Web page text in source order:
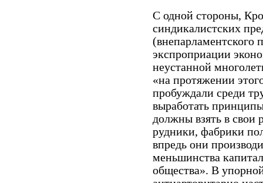
С одной стороны,
синдикалистских
(внепарламентского
экспроприации
неустанной
«на протяжении
пробуждали среди
выработать
должны взять в свои
рудники, фабрики
впредь они
меньшинства
общества». В